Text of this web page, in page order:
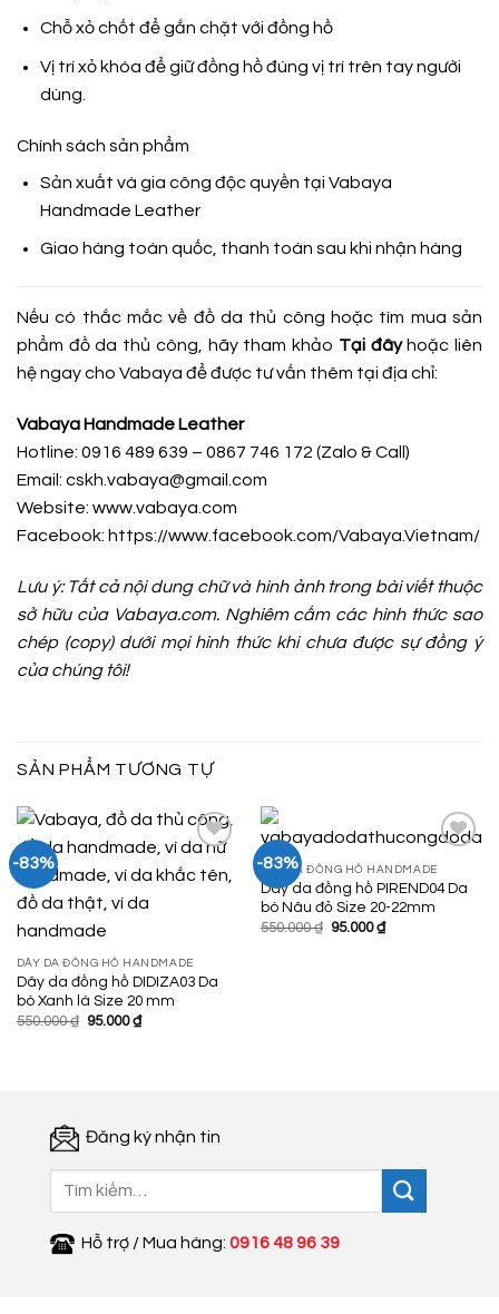
Chỗ xỏ chốt để gắn chặt với đồng hồ
Vị trí xỏ khóa để giữ đồng hồ đúng vị trí trên tay người
dùng.
Chính sách sản phẩm
Sản xuất và gia công độc quyền tại Vabaya
Handmade Leather
Giao hàng toàn quốc, thanh toán sau khi nhận hàng
Nếu có thắc mắc về đồ da thủ công hoặc tìm mua sản
phẩm đồ da thủ công, hãy tham khảo Tại đâyhoặc liên
hệ ngay cho Vabaya để được tư vấn thêm tại địa chỉ:
Vabaya Handmade Leather
Hotline: 0916 489 639 – 0867 746 172 (Zalo & Call)
Email: cskh.vabaya@gmail.com
Website: www.vabaya.com
Facebook: https://www.facebook.com/Vabaya.Vietnam/
Lưu ý: Tất cả nội dung chữ và hình ảnh trong bài viết thuộc
sở hữu của Vabaya.com. Nghiêm cấm các hình thức sao
chép (copy) dưới mọi hình thức khi chưa được sự đồng ý
của chúng tôi!
SẢN PHẨM TƯƠNG TỰ
-83%
DÂY DA ĐỒNG HỒ HANDMADE
Dây da đồng hồ DIDIZA03 Da
bò Xanh lá Size 20 mm
550.000₫ Giá
95.000₫Giá
-83%
Wishlist
DÂY DA ĐỒNG HỒ HANDMADE
Dây da đồng hồ PIREND04 Da
bò Nâu đỏ Size 20-22mm
550.000₫ Giá
95.000₫Giá
Đăng ký nhận tin
Hỗ trợ / Mua hàng: 0916 48 96 39